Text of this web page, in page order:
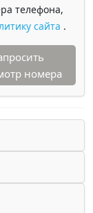
телефона,
сайта .
номера